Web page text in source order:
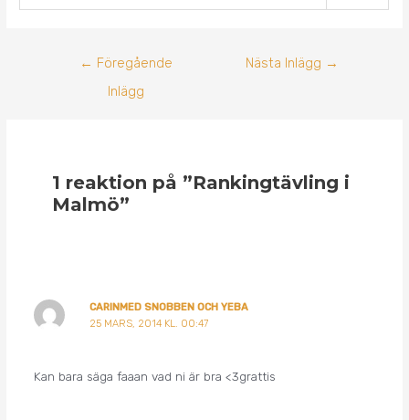
← Föregående
Inlägg
Nästa Inlägg →
1 reaktion på ”Rankingtävling i
Malmö”
CARINMED SNOBBEN OCH YEBA
25 MARS, 2014 KL. 00:47
Kan bara säga faaan vad ni är bra <3grattis